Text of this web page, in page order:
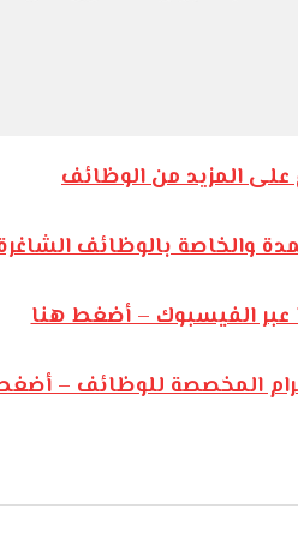
المزيد من الوظائف
والخاصة بالوظائف
عبر الفيسبوك – أضغط هنا
المخصصة للوظائف –